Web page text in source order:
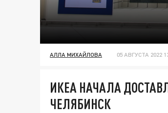
АЛЛА МИХАЙЛОВА 05 АВГУСТА 2022
ИКЕА НАЧАЛА
ЧЕЛЯБИНСК